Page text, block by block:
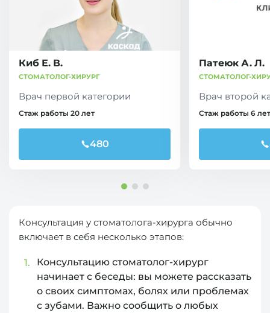
Киб Е. В.
СТОМАТОЛОГ-ХИРУРГ
Врач первой категории
Стаж работы 20 лет
480
Патеюк А. Л.
СТОМАТОЛОГ-
Врач второй
Стаж работы 6 лет
Консультация у стоматолога-хирурга обычно
включает в себя несколько этапов:
Консультацию стоматолог-хирург
начинает с беседы: вы можете рассказать
о своих симптомах, болях или проблемах
с зубами. Важно сообщить о любых